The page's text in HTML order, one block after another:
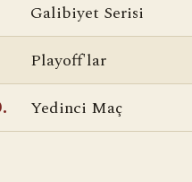
Galibiyet Serisi
Playoff'lar
Yedinci Maç